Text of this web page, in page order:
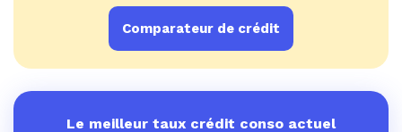
Comparateur de crédit
Le meilleur taux crédit conso actuel